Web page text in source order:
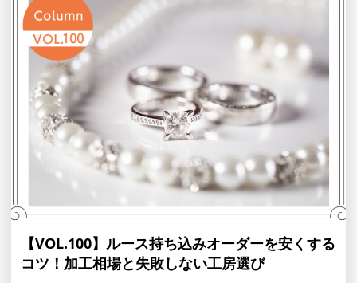
【VOL.100】ルース持ち込みオーダーを安くする
コツ！加工相場と失敗しない工房選び